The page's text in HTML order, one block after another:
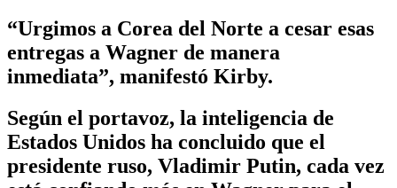
“Urgimos a Corea del Norte a cesar esas
entregas a Wagner de manera
inmediata”, manifestó Kirby.
Según el portavoz, la inteligencia de
Estados Unidos ha concluido que el
presidente ruso, Vladimir Putin, cada vez